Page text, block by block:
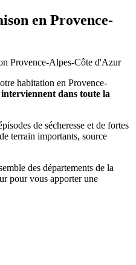
en Provence-
Provence-Alpes-Côte d'Azur
habitation en Provence-
dans toute la
de sécheresse et de fortes
terrain importants, source
des départements de la
pour vous apporter une